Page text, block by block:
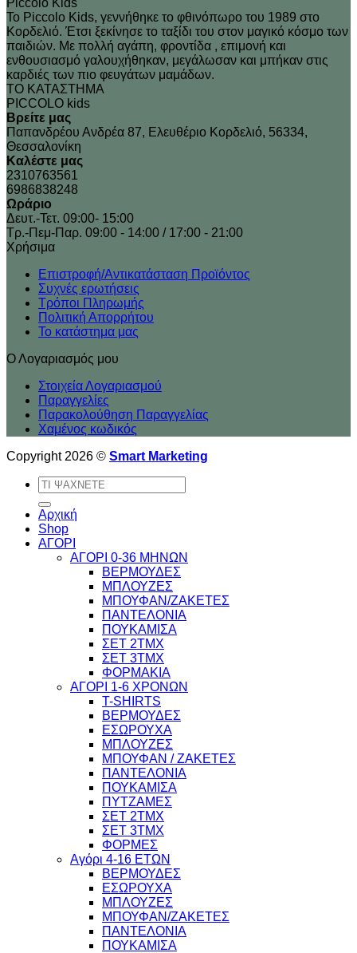
να
επιλεγούν
στη
σελίδα
του
προϊόντος
€35.00.είναι:
€17.50.
το
προϊόν
έχει
πολλαπλές
παραλλαγές.
Οι
επιλογές
μπορούν
να
επιλεγούν
στη
σελίδα
του
προϊόντος
Piccolo Kids
Το Piccolo Kids, γεννήθηκε το φθινόπωρο του 1989 στo
Κορδελιό. Έτσι ξεκίνησε το ταξίδι του στον μαγικό κόσμο των
παιδιών. Με πολλή αγάπη, φροντίδα , επιμονή και
ενθουσιασμό γαλουχήθηκαν, μεγάλωσαν και μπήκαν στις
καρδιές των πιο φευγάτων μαμάδων.
ΤΟ ΚΑΤΑΣΤΗΜΑ
PICCOLO kids
Βρείτε μας
Παπανδρέου Ανδρέα 87, Ελευθέριο Κορδελιό, 56334,
Θεσσαλονίκη
Καλέστε μας
2310763561
6986838248
Ωράριο
Δευτ.-Τετ. 09:00- 15:00
Τρ.-Πεμ-Παρ. 09:00 - 14:00 / 17:00 - 21:00
Xρήσιμα
Επιστροφή/Αντικατάσταση Προϊόντος
Συχνές ερωτήσεις
Τρόποι Πληρωμής
Πολιτική Απορρήτου
Το κατάστημα μας
Ο Λογαριασμός μου
Στοιχεία Λογαριασμού
Παραγγελίες
Παρακολούθηση Παραγγελίας
Χαμένος κωδικός
Copyright 2026 © Smart Marketing
Αναζήτηση
για:
Αρχική
Shop
ΑΓΟΡΙ
ΑΓΟΡΙ 0-36 ΜΗΝΩΝ
ΒΕΡΜΟΥΔΕΣ
ΜΠΛΟΥΖΕΣ
ΜΠΟΥΦΑΝ/ΖΑΚΕΤΕΣ
ΠΑΝΤΕΛΟΝΙΑ
ΠΟΥΚΑΜΙΣΑ
ΣΕΤ 2ΤΜΧ
ΣΕΤ 3ΤΜΧ
ΦΟΡΜΑΚΙΑ
ΑΓΟΡΙ 1-6 ΧΡΟΝΩΝ
T-SHIRTS
ΒΕΡΜΟΥΔΕΣ
ΕΣΩΡΟΥΧΑ
ΜΠΛΟΥΖΕΣ
ΜΠΟΥΦΑΝ / ΖΑΚΕΤΕΣ
ΠΑΝΤΕΛΟΝΙΑ
ΠΟΥΚΑΜΙΣΑ
ΠΥΤΖΑΜΕΣ
ΣΕΤ 2ΤΜΧ
ΣΕΤ 3ΤΜΧ
ΦΟΡΜΕΣ
Αγόρι 4-16 ΕΤΩΝ
ΒΕΡΜΟΥΔΕΣ
ΕΣΩΡΟΥΧΑ
ΜΠΛΟΥΖΕΣ
ΜΠΟΥΦΑΝ/ΖΑΚΕΤΕΣ
ΠΑΝΤΕΛΟΝΙΑ
ΠΟΥΚΑΜΙΣΑ